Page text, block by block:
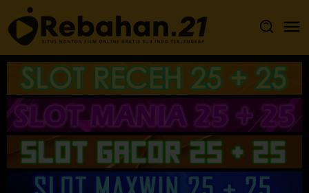
Loncat
ke
konten